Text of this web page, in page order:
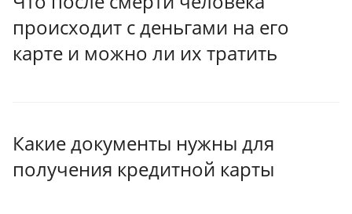
происходит с деньгами на его
карте и можно ли их тратить
Какие документы нужны для
получения кредитной карты